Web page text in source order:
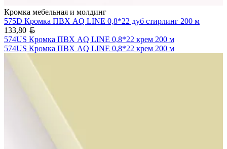
Кромка мебельная и молдинг
575D Кромка ПВХ AQ LINE 0,8*22 дуб стирлинг 200 м
133,80
574US Кромка ПВХ AQ LINE 0,8*22 крем 200 м
574US Кромка ПВХ AQ LINE 0,8*22 крем 200 м